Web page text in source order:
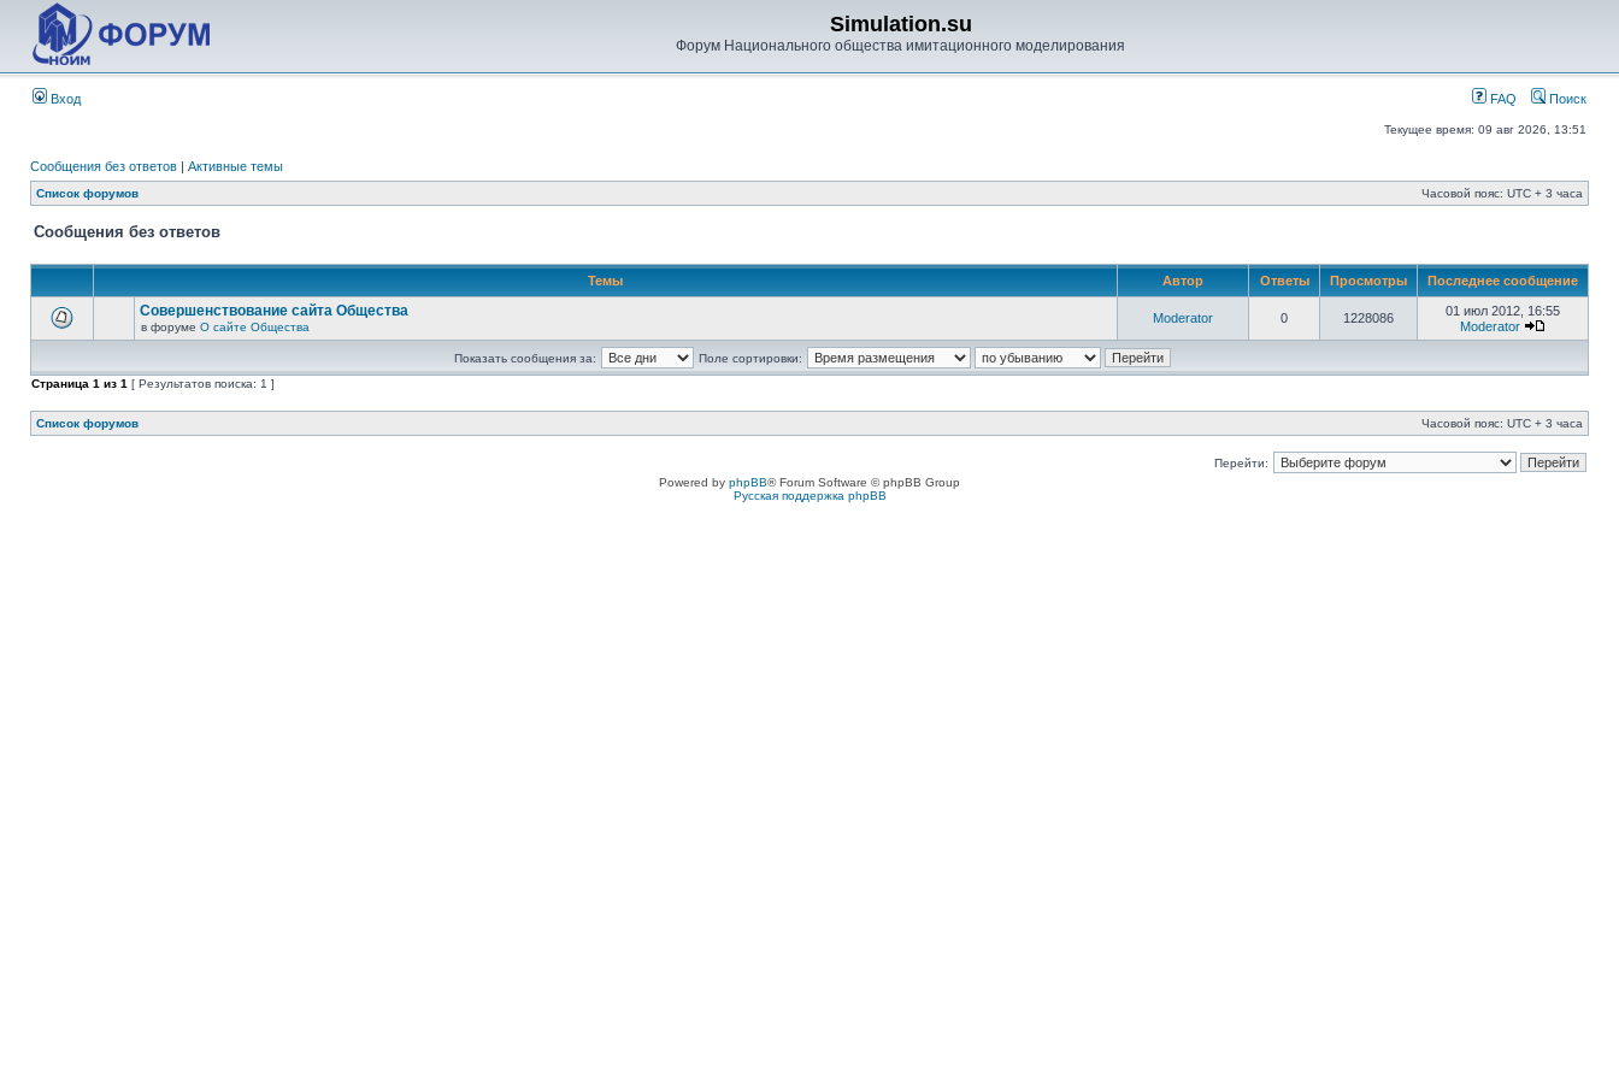
Simulation.su
Форум Национального общества имитационного моделирования
Вход FAQ Поиск
Текущее время: 09 авг 2026, 13:51
Сообщения без ответов | Активные темы
Список форумов Часовой пояс: UTC + 3 часа
Сообщения без ответов
Темы Автор Ответы Просмотры Последнее сообщение
Совершенствование сайта Общества
в форуме О сайте Общества
Moderator 0 1228086
01 июл 2012, 16:55
Moderator
Показать сообщения за:
Поле сортировки:
Страница 1 из 1 [ Результатов поиска: 1 ]
Список форумов Часовой пояс: UTC + 3 часа
Перейти:
Powered by phpBB® Forum Software © phpBB Group
Русская поддержка phpBB